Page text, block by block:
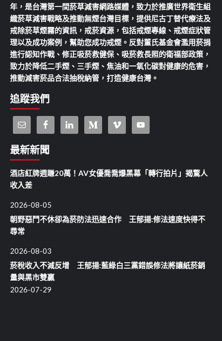
年，是台灣第一間菸草減害網路媒體，致力於推廣世界衛生組
織菸草減害戰略及推動無煙台灣目標，提供尼古丁替代療法及
戒除菸草煙霧的資訊，戒菸資源，包括戒煙專線、戒煙症狀管
理以及成功案例，幫助您成功戒煙。反對董氏基金會濫用菸捐
進行認知作戰、修正吸菸救健保、吸菸救長照的衛福部政策，
致力於降低二手煙、三手煙、焦油和一氧化碳對健康的危害，
推動減害菸品合法抽稅納管，打造健康台灣。
追蹤我們
最新新聞
酒店紅牌週賺20萬！AV女優喬喬爆黑幕「轉行拍片」揭驚人
收入差
2026-08-05
朝野惡鬥不休卻為菸防法迅速合作 王郁揚:修法速度快得不
尋常
2026-08-03
菸稅收入不減反增 王郁揚:藍綠白三黨錯誤修法將讓紙菸銷
量與黑市雙贏
2026-07-29